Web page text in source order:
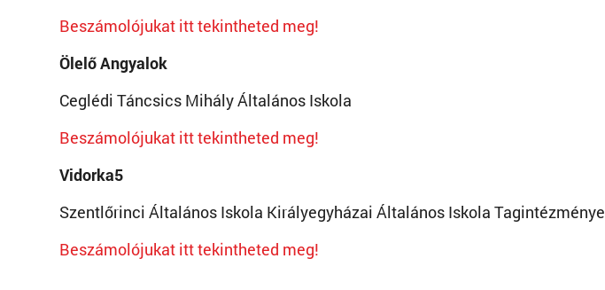
Beszámolójukat itt tekintheted meg!
Ölelő Angyalok
Ceglédi Táncsics Mihály Általános Iskola
Beszámolójukat itt tekintheted meg!
Vidorka5
Szentlőrinci Általános Iskola Királyegyházai Általános Iskola Tagintézménye
Beszámolójukat itt tekintheted meg!